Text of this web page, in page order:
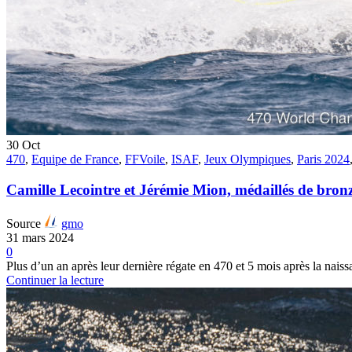
30 Oct
470, Equipe de France, FFVoile, ISAF, Jeux Olympiques, Paris 2024,
Camille Lecointre et Jérémie Mion, médaillés de
Source
gmo
31 mars 2024
0
Plus d’un an après leur dernière régate en 470 et 5 mois après la
Continuer la lecture